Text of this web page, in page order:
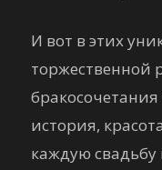
И вот в этих
торжественной
история,
каждую